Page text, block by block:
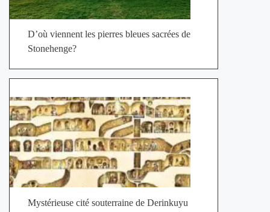
D’où viennent les pierres bleues sacrées de
Stonehenge?
Mystérieuse cité souterraine de Derinkuyu